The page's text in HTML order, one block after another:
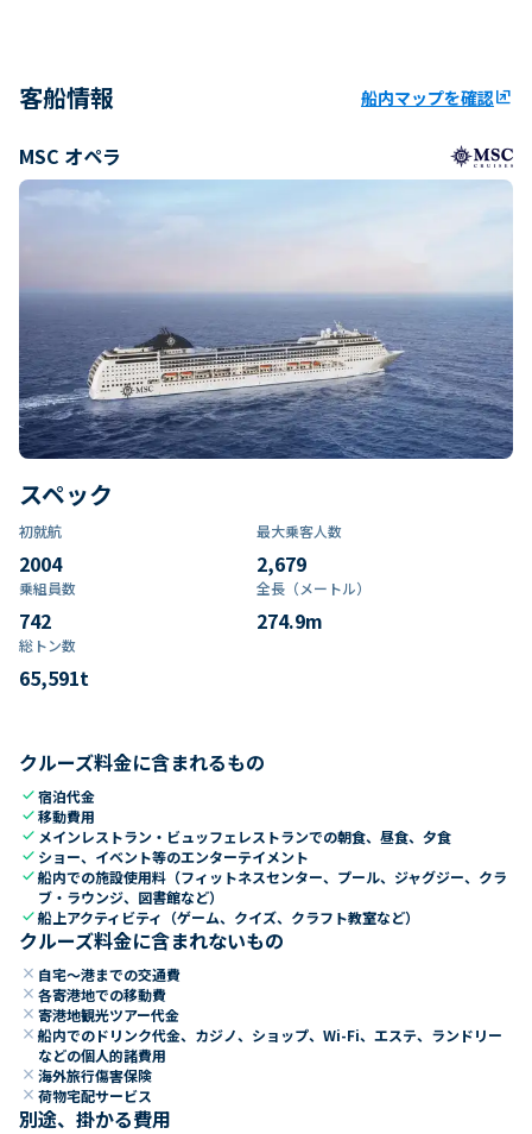
客船情報 船内マップを確認ungroup
MSC オペラ
スペック
初就航
2004
最大乗客人数
2,679
乗組員数​
742
全長（メートル）
274.9m
総トン数​
65,591t
クルーズ料金に含まれるもの
check宿泊代金
check移動費用
check メインレストラン・ビュッフェレストランでの朝食、昼食、夕食
check ショー、イベント等のエンターテイメント
check船内での施設使用料（フィットネスセンター、プール、ジャグジー、クラ
ブ・ラウンジ、図書館など）
check船上アクティビティ（ゲーム、クイズ、クラフト教室など）
クルーズ料金に含まれないもの
close 自宅～港までの交通費
close 各寄港地での移動費
close 寄港地観光ツアー代金
close 船内でのドリンク代金、カジノ、ショップ、Wi-Fi、エステ、ランドリー
などの個人的諸費用
close 海外旅行傷害保険
close 荷物宅配サービス
別途、掛かる費用